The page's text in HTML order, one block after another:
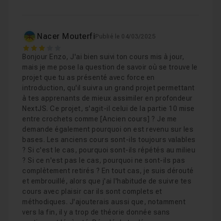
1. UnrappelReact & JavaScript (seulement pour
ceux qui en ont besoin)
2. On attaque avec le système de routing
3.L'optimisation des pagesavec Next
4. Lerendu de pages, le rendu côté serveur et
l'utilisation de
données
5.Projet pratique: création d'un Blog
6. Création d'API avec Next.js
7. Déploiement
QCMvous permettra de valider vos nouvelles
compétences en plus du projet pratique.
Je reste disponible dans le salon d'entraide pour
répondre à vos éventuelles questions sur ce tuto.
Chapitre 4 : Styles et optimisation
Chapitre 5 : Projet Full-Stack : Création d'Axoria,
Nacer Mouterfi Publié le 04/03/2025
3
Bonjour Enzo, J'ai bien suivi ton cours mis à jour,
mais je me pose la question de savoir où se trouve le
projet que tu as présenté avec force en
introduction, qu'il suivra un grand projet permettant
à tes apprenants de mieux assimiler en profondeur
NextJS. Ce projet, s'agit-il celui de la partie 10 mise
entre crochets comme [Ancien cours] ? Je me
demande également pourquoi on est revenu sur les
bases. Les anciens cours sont-ils toujours valables
? Si c'est le cas, pourquoi sont-ils répétés au milieu
? Si ce n'est pas le cas, pourquoi ne sont-ils pas
complètement retirés ? En tout cas, je suis dérouté
et embrouillé, alors que j'ai l'habitude de suivre tes
cours avec plaisir car ils sont complets et
méthodiques. J'ajouterais aussi que, notamment
vers la fin, il y a trop de théorie donnée sans